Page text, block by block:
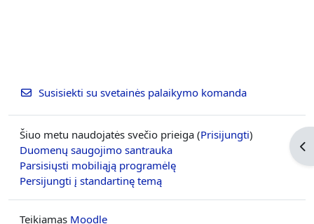
Susisiekti su svetainės palaikymo komanda
Šiuo metu naudojatės svečio prieiga (Prisijungti)
Duomenų saugojimo santrauka
Parsisiųsti mobiliąją programėlę
Persijungti į standartinę temą
Teikiamas Moodle